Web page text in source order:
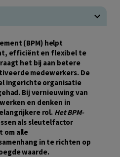
(BPM) helpt
efficiënt en flexibel te
het bij aan betere
medewerkers. De
ingerichte organisatie
Bij vernieuwing van
en denken in
rol. Het BPM-
als sleutelfactor
om alle
in te richten op
waarde.